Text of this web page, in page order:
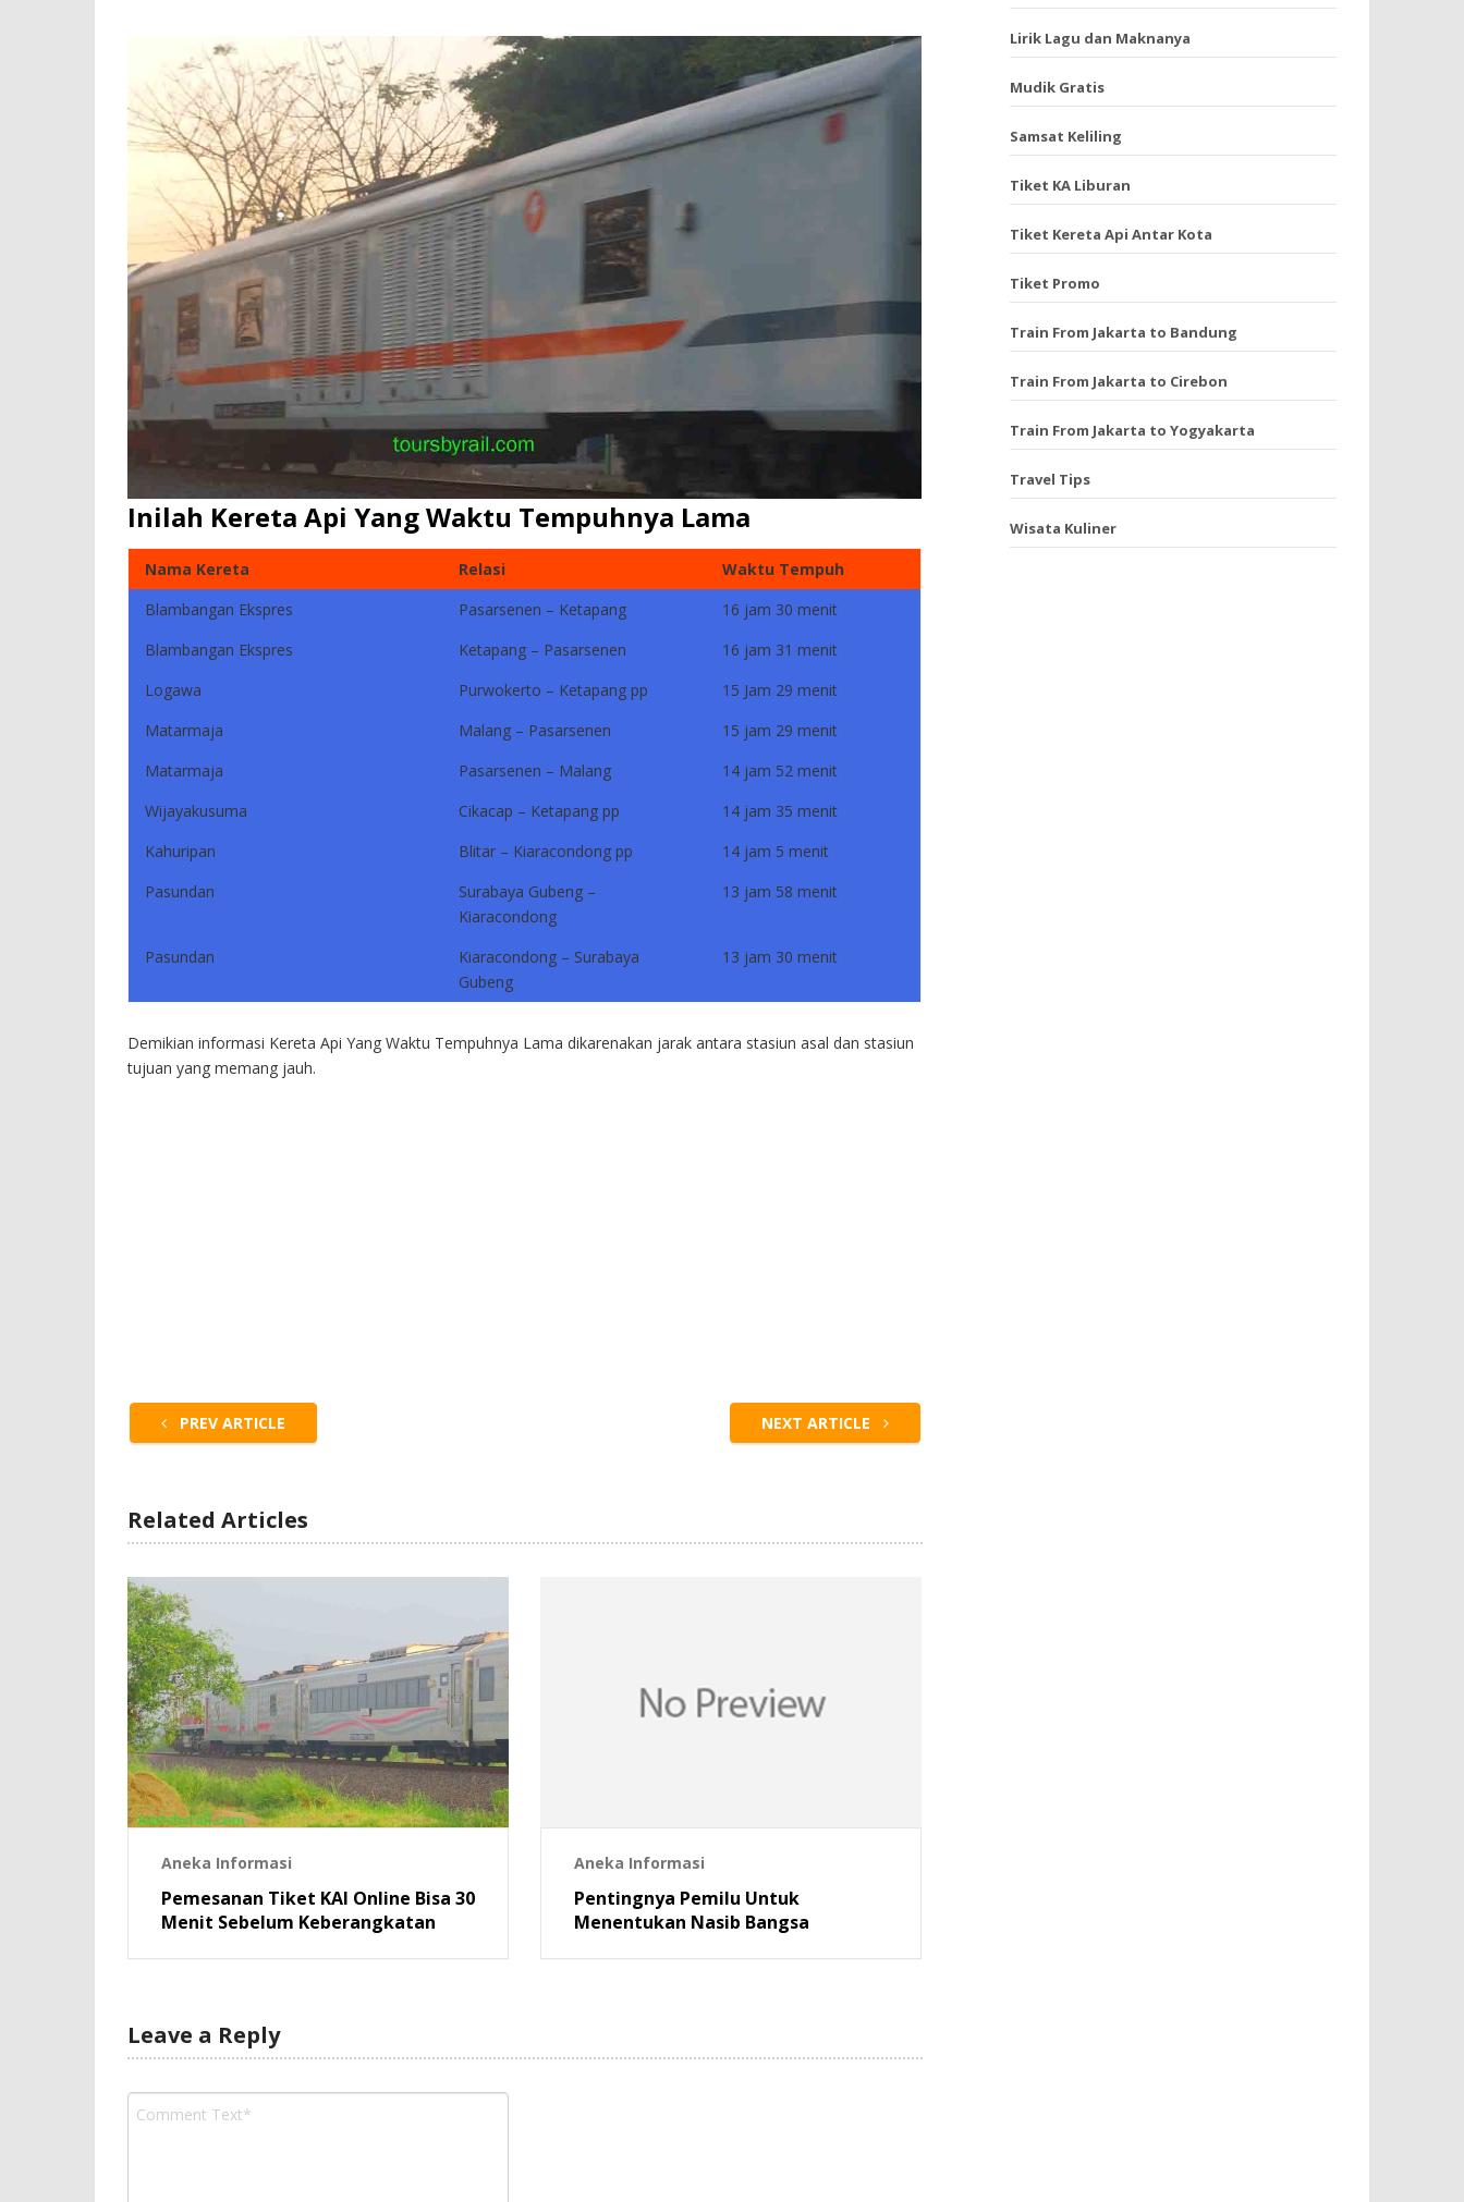
Inilah Kereta Api Yang Waktu Tempuhnya Lama
Nama Kereta Relasi
Waktu Tempuh
Blambangan Ekspres
Pasarsenen – Ketapang
16 jam 30 menit
Blambangan Ekspres
Ketapang – Pasarsenen
16 jam 31 menit
Logawa
Purwokerto – Ketapang pp
15 Jam 29 menit
Matarmaja
Malang – Pasarsenen
15 jam 29 menit
Matarmaja
Pasarsenen – Malang
14 jam 52 menit
Wijayakusuma
Cikacap – Ketapang pp
14 jam 35 menit
Kahuripan
Blitar – Kiaracondong pp
14 jam 5 menit
Pasundan
Surabaya Gubeng –
Kiaracondong
13 jam 58 menit
Pasundan
Kiaracondong – Surabaya
Gubeng
13 jam 30 menit
Demikian informasi Kereta Api Yang Waktu Tempuhnya Lama dikarenakan jarak antara stasiun asal dan stasiun
tujuan yang memang jauh.
PREV ARTICLE NEXT ARTICLE
Related Articles
Aneka Informasi
Pemesanan Tiket KAI Online Bisa 30
Menit Sebelum Keberangkatan
Aneka Informasi
Pentingnya Pemilu Untuk
Menentukan Nasib Bangsa
Leave a Reply
Lirik Lagu dan Maknanya
Mudik Gratis
Samsat Keliling
Tiket KA Liburan
Tiket Kereta Api Antar Kota
Tiket Promo
Train From Jakarta to Bandung
Train From Jakarta to Cirebon
Train From Jakarta to Yogyakarta
Travel Tips
Wisata Kuliner